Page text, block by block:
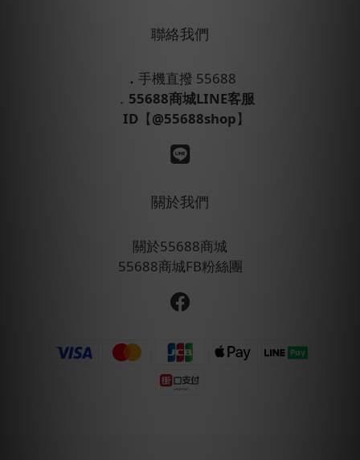
聯絡我們
． 手機直撥 55688
． 55688商城LINE客服
ID 【@55688shop】
關於我們
關於55688商城
55688商城FB粉絲團